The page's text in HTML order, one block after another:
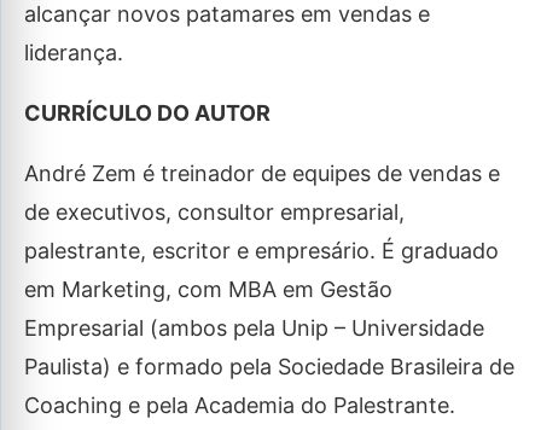
alcançar novos patamares em vendas e
liderança.
CURRÍCULO DO AUTOR
André Zem é treinador de equipes de vendas e
de executivos, consultor empresarial,
palestrante, escritor e empresário. É graduado
em Marketing, com MBA em Gestão
Empresarial (ambos pela Unip – Universidade
Paulista) e formado pela Sociedade Brasileira de
Coaching e pela Academia do Palestrante.